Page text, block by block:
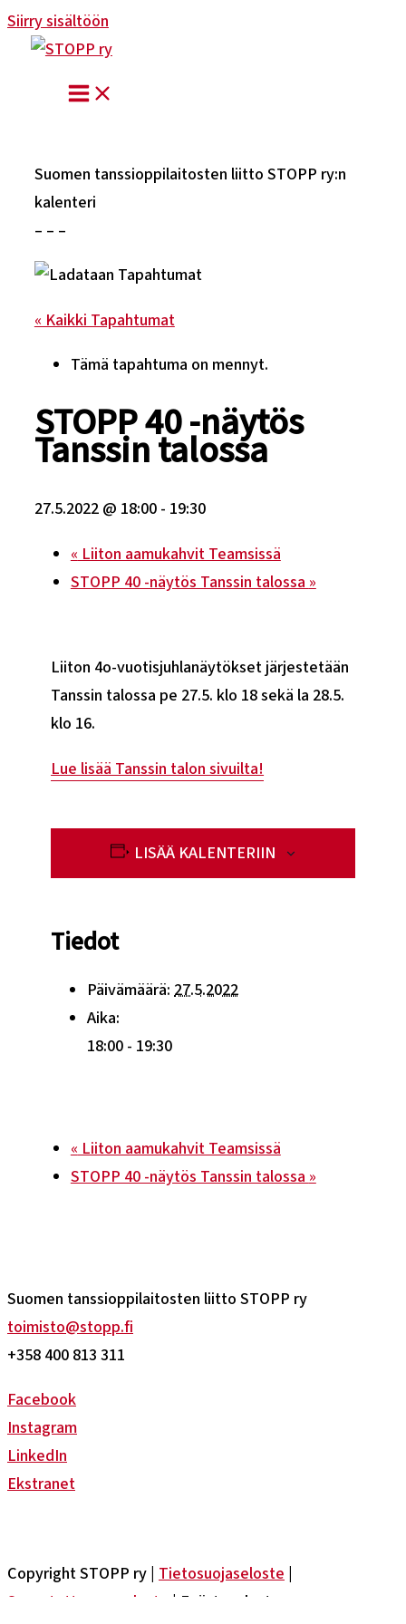
Siirry sisältöön
Suomen tanssioppilaitosten liitto STOPP ry:n
kalenteri
– – –
« Kaikki Tapahtumat
Tämä tapahtuma on mennyt.
STOPP 40 -näytös
Tanssin talossa
27.5.2022 @ 18:00- 19:30
« Liiton aamukahvit Teamsissä
STOPP 40 -näytös Tanssin talossa »
Liiton 4o-vuotisjuhlanäytökset järjestetään
Tanssin talossa pe 27.5. klo 18 sekä la 28.5.
klo 16.
Lue lisää Tanssin talon sivuilta!
LISÄÄ KALENTERIIN
Tiedot
Päivämäärä:27.5.2022
Aika:
18:00 - 19:30
«Liiton aamukahvit Teamsissä
STOPP 40 -näytös Tanssin talossa»
Suomen tanssioppilaitosten liitto STOPP ry
toimisto@stopp.fi
+358 400 813 311
Facebook
Instagram
LinkedIn
Ekstranet
Copyright STOPP ry | Tietosuojaseloste |
Saavutettavuusseloste
| Evästeseloste